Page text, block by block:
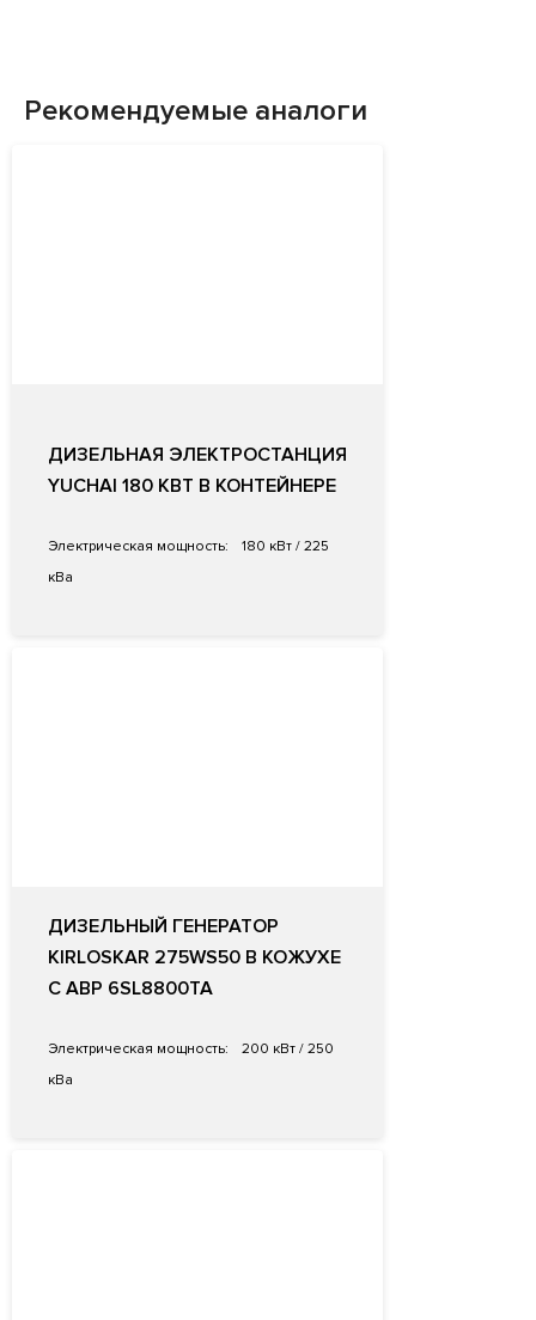
Рекомендуемые аналоги
ДИЗЕЛЬНАЯ ЭЛЕКТРОСТАНЦИЯ
YUCHAI 180 КВТ В КОНТЕЙНЕРЕ
Электрическая мощность:
180 кВт / 225
кВа
ДИЗЕЛЬНЫЙ ГЕНЕРАТОР
KIRLOSKAR 275WS50 В КОЖУХЕ
С АВР 6SL8800TA
Электрическая мощность:
200 кВт / 250
кВа